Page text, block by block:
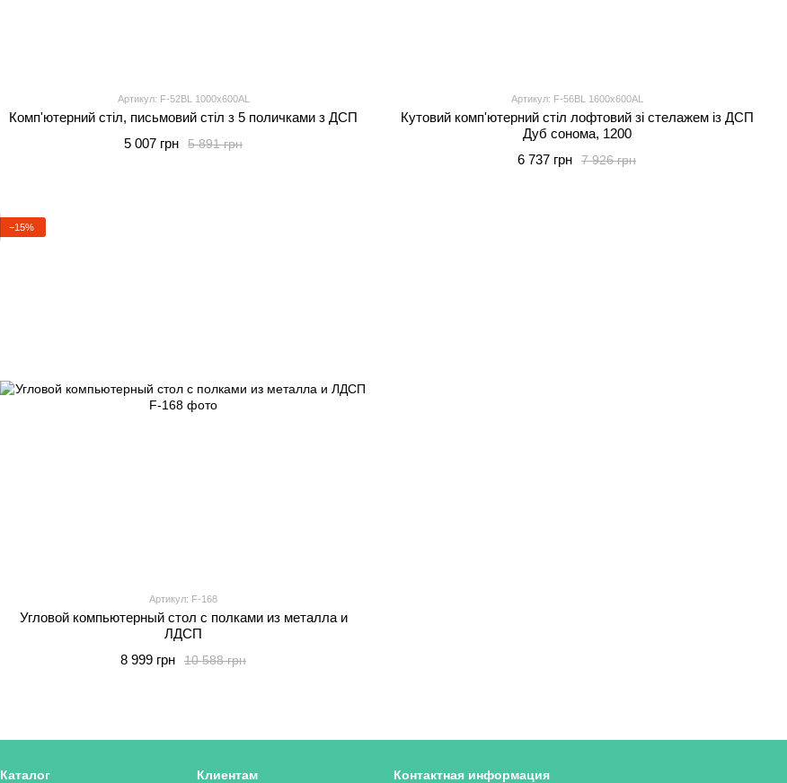
Артикул: F-52BL 1000x600AL
Комп'ютерний стіл, письмовий стіл з 5 поличками з ДСП
5 891 грн
5 007 грн
Артикул: F-56BL 1600x600AL
Кутовий комп'ютерний стіл лофтовий зі стелажем із ДСП
Дуб сонома, 1200
7 926 грн
6 737 грн
−15%
Артикул: F-168
Угловой компьютерный стол с полками из металла и
ЛДСП
10 588 грн
8 999 грн
Каталог Клиентам Контактная информация